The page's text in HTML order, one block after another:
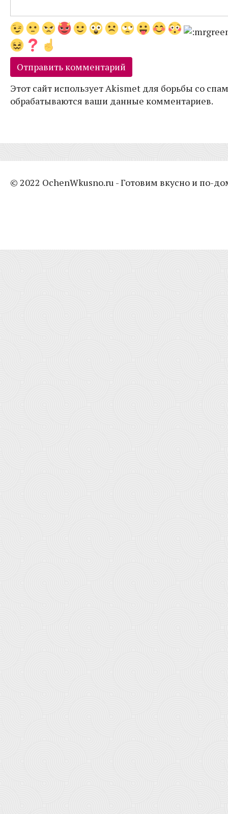
Этот сайт использует Akismet для борьбы со
обрабатываются ваши данные комментариев.
© 2022 OchenWkusno.ru - Готовим вкусно и по-